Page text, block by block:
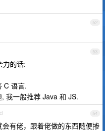
52
53
力的话:
C 语言.
我一般推荐 Java 和 JS.
54
有佬，跟着佬做的东西随便掺